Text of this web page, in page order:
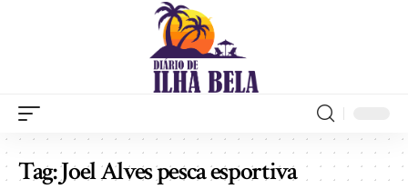
Tag:Joel Alves pesca esportiva